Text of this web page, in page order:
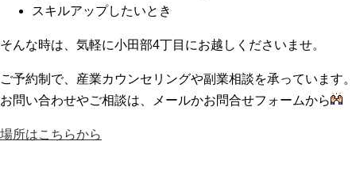
スキルアップしたいとき
そんな時は、気軽に小田部4丁目にお越しくださいませ。
ご予約制で、産業カウンセリングや副業相談を承っています。
お問い合わせやご相談は、メールかお問合せフォームから
場所はこちらから